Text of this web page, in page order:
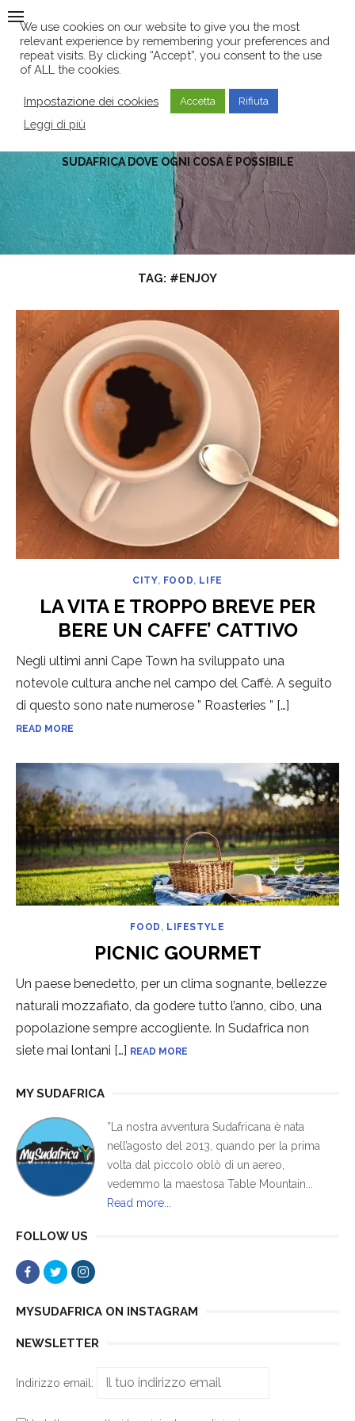
Skip
content
SUDAFRICA DOVE OGNI COSA È POSSIBILE
TAG: #ENJOY
CITY, FOOD, LIFE
LA VITA E TROPPO BREVE PER
BERE UN CAFFE’ CATTIVO
Negli ultimi anni Cape Town ha sviluppato una
notevole cultura anche nel campo del Caffè. A seguito
di questo sono nate numerose ” Roasteries ” […]
READ MORE
FOOD , LIFESTYLE
PICNIC GOURMET
Un paese benedetto, per un clima sognante, bellezze
naturali mozzafiato, da godere tutto l’anno, cibo, una
popolazione sempre accogliente. In Sudafrica non
siete mai lontani […] READ MORE
MY SUDAFRICA
”La nostra avventura Sudafricana è nata
nell’agosto del 2013, quando per la prima
volta dal piccolo oblò di un aereo,
vedemmo la maestosa Table Mountain...
Read more...
FOLLOW US
MYSUDAFRICA ON INSTAGRAM
NEWSLETTER
Indirizzo email:
We use cookies on our website to give you the most
relevant experience by remembering your preferences and
repeat visits. By clicking “Accept”, you consent to the use
of ALL the cookies.
Impostazione dei cookies Accetta Rifiuta
Leggi di più